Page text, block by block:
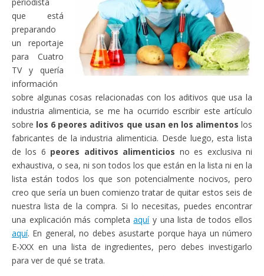
que está
preparando
un reportaje
para Cuatro
TV y quería
información
sobre algunas cosas relacionadas con los aditivos que usa la
industria alimenticia, se me ha ocurrido escribir este artículo
sobre los 6 peores aditivos que usan en los alimentos los
fabricantes de la industria alimenticia. Desde luego, esta lista
de los 6 peores aditivos alimenticios no es exclusiva ni
exhaustiva, o sea, ni son todos los que están en la lista ni en la
lista están todos los que son potencialmente nocivos, pero
creo que sería un buen comienzo tratar de quitar estos seis de
nuestra lista de la compra. Si lo necesitas, puedes encontrar
una explicación más completaaquíy una lista de todos ellos
aquí. En general, no debes asustarte porque haya un número
E-XXX en una lista de ingredientes, pero debes investigarlo
para ver de qué se trata.